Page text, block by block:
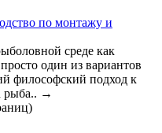
по монтажу и
среде как
один из вариантов
философский подход к
рыба.. →